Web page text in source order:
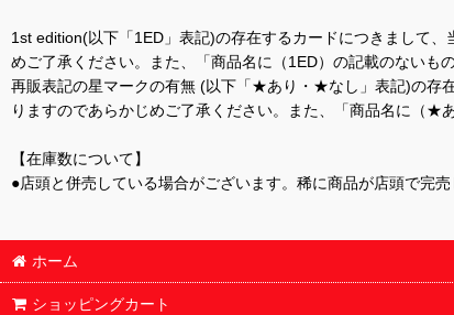
1st edition(以下「1ED」表記)の存在するカードにつきまして
めご了承ください。また、「商品名に（1ED）の記載のないも
再販表記の星マークの有無 (以下「★あり・★なし」表記)の存
りますのであらかじめご了承ください。また、「商品名に（★
【在庫数について】
●店頭と併売している場合がございます。稀に商品が店頭で完
ホーム
ショッピングカート